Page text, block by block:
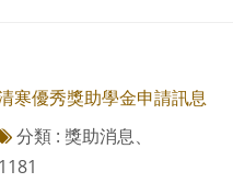
寒優秀獎助學金申請訊息
分類 : 獎助消息、